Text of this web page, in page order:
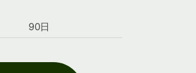
90日